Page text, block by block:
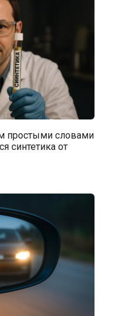
простыми словами
синтетика от